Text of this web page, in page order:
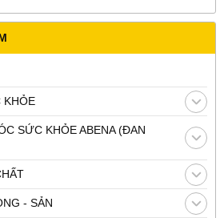
KHỎE
SỨC KHỎE ABENA (ĐAN
- SẢN